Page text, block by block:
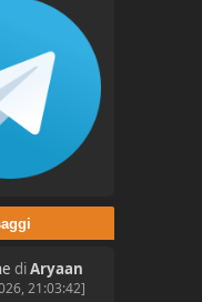
diAryaan
21:03:42]